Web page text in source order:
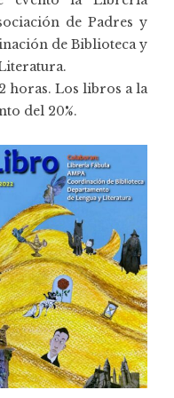
de Padres y
de Biblioteca y
horas. Los libros a la
del 20%.